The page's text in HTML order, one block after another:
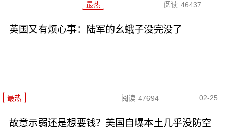
最热 阅读 46437
英国又有烦心事：陆军的幺蛾子没完没了
最热 阅读 47694 02-25
故意示弱还是想要钱？美国自曝本土几乎没防空